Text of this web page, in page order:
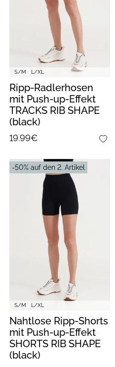
S/M L/XL
Ripp-Radlerhosen
mit Push-up-Effekt
TRACKS RIB SHAPE
(black)
19.99€
S/M L/XL
-50% auf den 2. Artikel
Nahtlose Ripp-Shorts
mit Push-up-Effekt
SHORTS RIB SHAPE
(black)